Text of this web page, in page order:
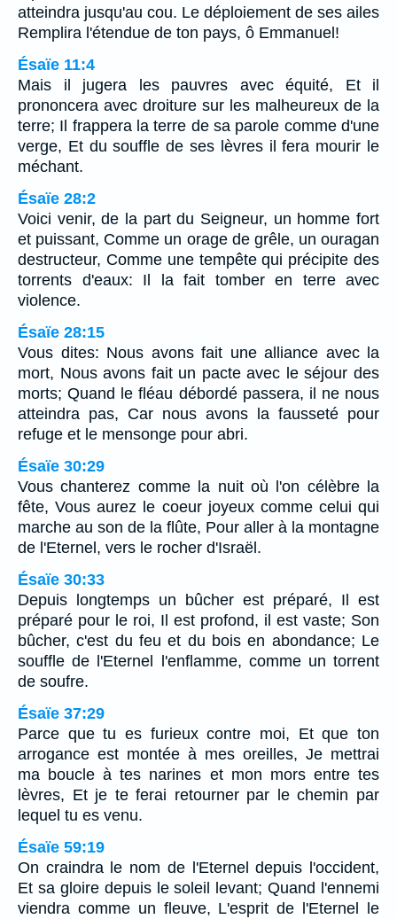
atteindra jusqu'au cou. Le déploiement de ses ailes
Remplira l'étendue de ton pays, ô Emmanuel!
Ésaïe 11:4
Mais il jugera les pauvres avec équité, Et il
prononcera avec droiture sur les malheureux de la
terre; Il frappera la terre de sa parole comme d'une
verge, Et du souffle de ses lèvres il fera mourir le
méchant.
Ésaïe 28:2
Voici venir, de la part du Seigneur, un homme fort
et puissant, Comme un orage de grêle, un ouragan
destructeur, Comme une tempête qui précipite des
torrents d'eaux: Il la fait tomber en terre avec
violence.
Ésaïe 28:15
Vous dites: Nous avons fait une alliance avec la
mort, Nous avons fait un pacte avec le séjour des
morts; Quand le fléau débordé passera, il ne nous
atteindra pas, Car nous avons la fausseté pour
refuge et le mensonge pour abri.
Ésaïe 30:29
Vous chanterez comme la nuit où l'on célèbre la
fête, Vous aurez le coeur joyeux comme celui qui
marche au son de la flûte, Pour aller à la montagne
de l'Eternel, vers le rocher d'Israël.
Ésaïe 30:33
Depuis longtemps un bûcher est préparé, Il est
préparé pour le roi, Il est profond, il est vaste; Son
bûcher, c'est du feu et du bois en abondance; Le
souffle de l'Eternel l'enflamme, comme un torrent
de soufre.
Ésaïe 37:29
Parce que tu es furieux contre moi, Et que ton
arrogance est montée à mes oreilles, Je mettrai
ma boucle à tes narines et mon mors entre tes
lèvres, Et je te ferai retourner par le chemin par
lequel tu es venu.
Ésaïe 59:19
On craindra le nom de l'Eternel depuis l'occident,
Et sa gloire depuis le soleil levant; Quand l'ennemi
viendra comme un fleuve, L'esprit de l'Eternel le